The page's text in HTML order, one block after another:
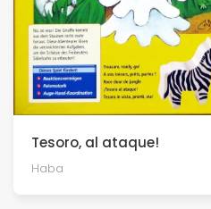
Tesoro, al ataque!
Haba